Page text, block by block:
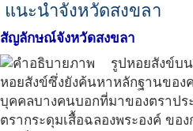
แนะนำจังหวัดสงขลา
สัญลักษณ์จังหวัดสงขลา
รูปหอยสังข์บ
หอยสังข์ซึ่งยังค้นหาหลักฐานขอ
บุคคลบางคนบอกที่มาของตราปร
ตรากระดุมเสื้อฉลองพระองค์ ขอ